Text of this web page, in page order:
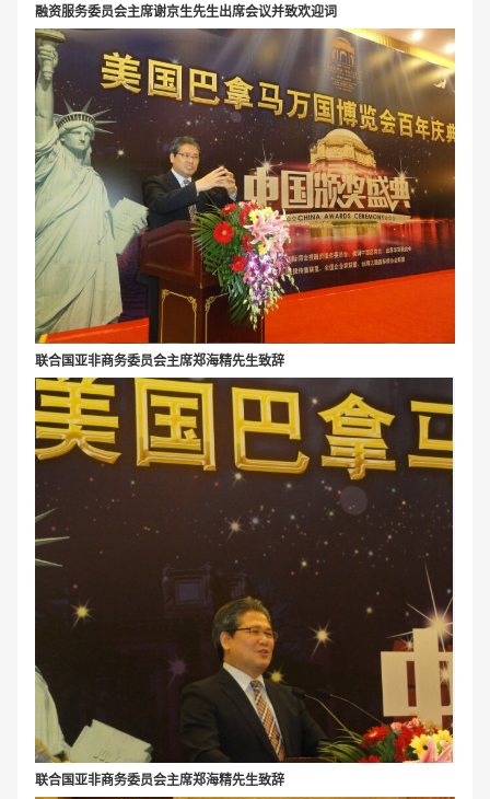
融资服务委员会主席谢京生先生出席会议并致欢迎词
联合国亚非商务委员会主席郑海精先生致辞
联合国亚非商务委员会主席郑海精先生致辞